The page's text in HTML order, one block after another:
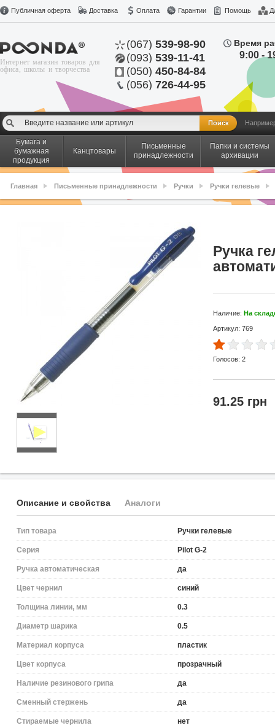
Публичная оферта Доставка Оплата Гарантии Помощь
Интернет магазин товаров для
офиса, школы и творчества
(067) 539-98-90
(093) 539-11-41
(050) 450-84-84
(056) 726-44-95
Время
9:00 -
Бумага и
бумажная
продукция
Канцтовары
Письменные
принадлежности
Папки и системы
архивации
Главная Письменные принадлежности Ручки Ручки гелевые
Ручка
Наличие: На
Артикул: 769
Голосов: 2
91.25 грн
Описание и свойства Аналоги
Тип товара Ручки гелевые
Серия Pilot G-2
Ручка автоматическая да
Цвет чернил синий
Толщина линии, мм 0.3
Диаметр шарика 0.5
Материал корпуса пластик
Цвет корпуса прозрачный
Наличие резинового грипа да
Сменный стержень да
Стираемые чернила нет